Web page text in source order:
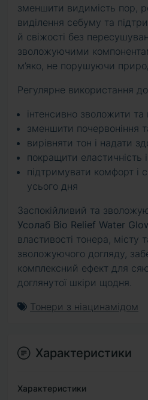
зменшити видимість пор,
виділення себуму та
й свіжості без
зволожуючими
м’яко, не порушуючи
Регулярне використання
інтенсивно зволожити
зменшити почервоніння
вирівняти тон і надати
покращити еластичність і
підтримувати комфорт і
усього дня
Заспокійливий та
Усолаб Bio Relief Water
властивості тонера, місту
зволожуючого догляду,
комплексний ефект для
доглянутої шкіри щодня.
Тонери з ніацинамідом
Характеристики
Характеристики